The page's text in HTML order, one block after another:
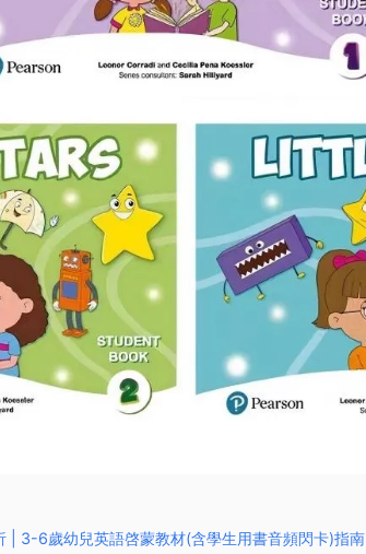
| 3-6歲幼兒英語啓蒙教材(含學生用書音頻閃卡)指南